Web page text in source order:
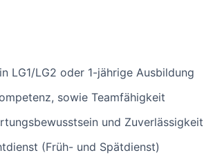
LG1/LG2 oder 1-jährige Ausbildung
sowie Teamfähigkeit
und Zuverlässigkeit
(Früh- und Spätdienst)